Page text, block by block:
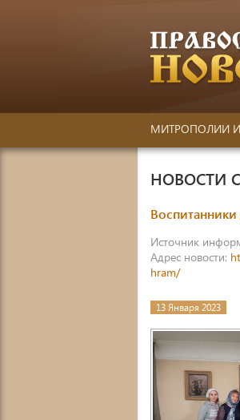
МИТРОПОЛИИ
НОВОСТИ
Источник
Адрес новости:
hram/
13 Января 2023